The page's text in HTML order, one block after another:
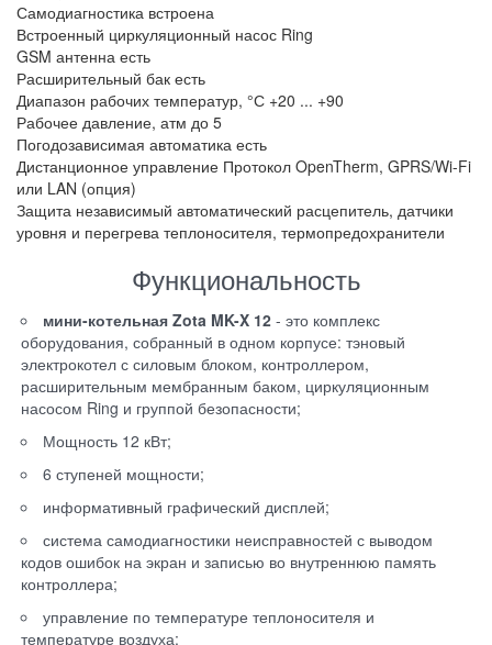
Самодиагностика встроена
Встроенный циркуляционный насос Ring
GSM антенна есть
Расширительный бак есть
Диапазон рабочих температур, °С +20 ... +90
Рабочее давление, атм до 5
Погодозависимая автоматика есть
Дистанционное управление Протокол OpenTherm, GPRS/Wi-Fi
или LAN (опция)
Защита независимый автоматический расцепитель, датчики
уровня и перегрева теплоносителя, термопредохранители
Функциональность
мини-котельная Zota MK-X 12 - это комплекс
оборудования, собранный в одном корпусе: тэновый
электрокотел с силовым блоком, контроллером,
расширительным мембранным баком, циркуляционным
насосом Ring и группой безопасности;
Мощность 12 кВт;
6 ступеней мощности;
информативный графический дисплей;
система самодиагностики неисправностей с выводом
кодов ошибок на экран и записью во внутреннюю память
контроллера;
управление по температуре теплоносителя и
температуре воздуха;